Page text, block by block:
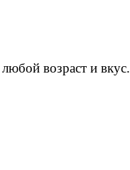
возраст и вкус.